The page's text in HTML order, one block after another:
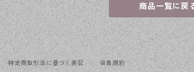
商品一覧に戻
特定商取引法に基づく表記 会員規約